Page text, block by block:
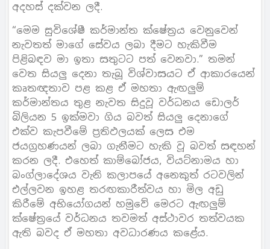
අදහස් දක්වන ලදී.
“මෙම සුවිශේෂී කර්මාන්ත ක්ෂේත්‍රය වෙනුවෙන්
නැවතත් මාගේ සේවය ලබා දීමට හැකිවීම
පිළිබඳව මා ඉතා සතුටට පත් වෙනවා.” තමන්
වෙත සියලු දෙනා තැබූ විශ්වාසයට ඒ ආකාරයෙන්
කෘතඥතාව පළ කළ ඒ මහතා ඇඟලුම්
කර්මාන්තය තුළ නැවත සිදුවූ වර්ධනය ඩොලර්
බිලියන 5 ඉක්මවා ගිය බවත් සියලු දෙනාගේ
එක්ව කැපවීමේ ප්‍රතිඵලයක් ලෙස එම
ජයග්‍රහණයන් ලබා ගැනීමට හැකි වූ බවත් සඳහන්
කරන ලදී. එහෙත් කාම්බෝජය, වියට්නාමය හා
බංග්ලාදේශය වැනි කලාපයේ අනෙකුත් රටවලින්
එල්ලවන ඉහළ තරඟකාරීත්වය හා මිල අඩු
කිරීමේ අභියෝගයන් හමුවේ මෙරට ඇඟලුම්
ක්ෂේත්‍රයේ වර්ධනය තවමත් අස්ථාවර තත්වයක
ඇති බවද ඒ මහතා අවධාරණය කළේය.